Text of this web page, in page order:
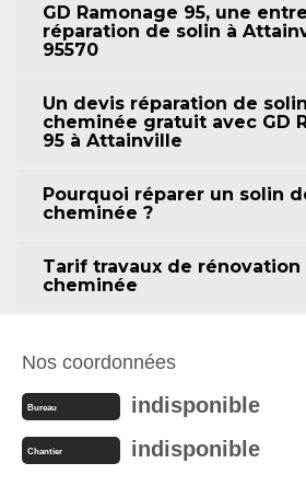
GD Ramonage 95, une
réparation de solin à
95570
Un devis réparation de
cheminée gratuit avec GD
95 à Attainville
Pourquoi réparer un solin
cheminée ?
Tarif travaux de rénovation
cheminée
Nos coordonnées
Bureau indisponible
Chantier indisponible